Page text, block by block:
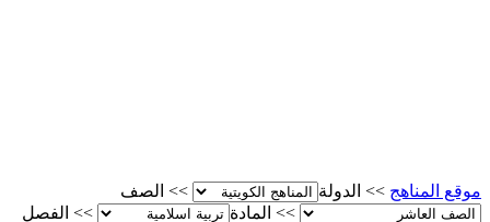
موقع المناهج >> الدولة >>
الصف
>>
المادة >>
الفصل